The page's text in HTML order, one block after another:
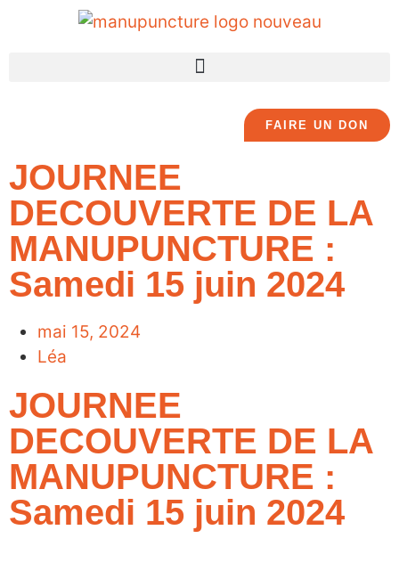
FAIRE UN DON
JOURNEE
DECOUVERTE DE LA
MANUPUNCTURE :
Samedi 15 juin 2024
mai 15, 2024
Léa
JOURNEE
DECOUVERTE DE LA
MANUPUNCTURE :
Samedi 15 juin 2024